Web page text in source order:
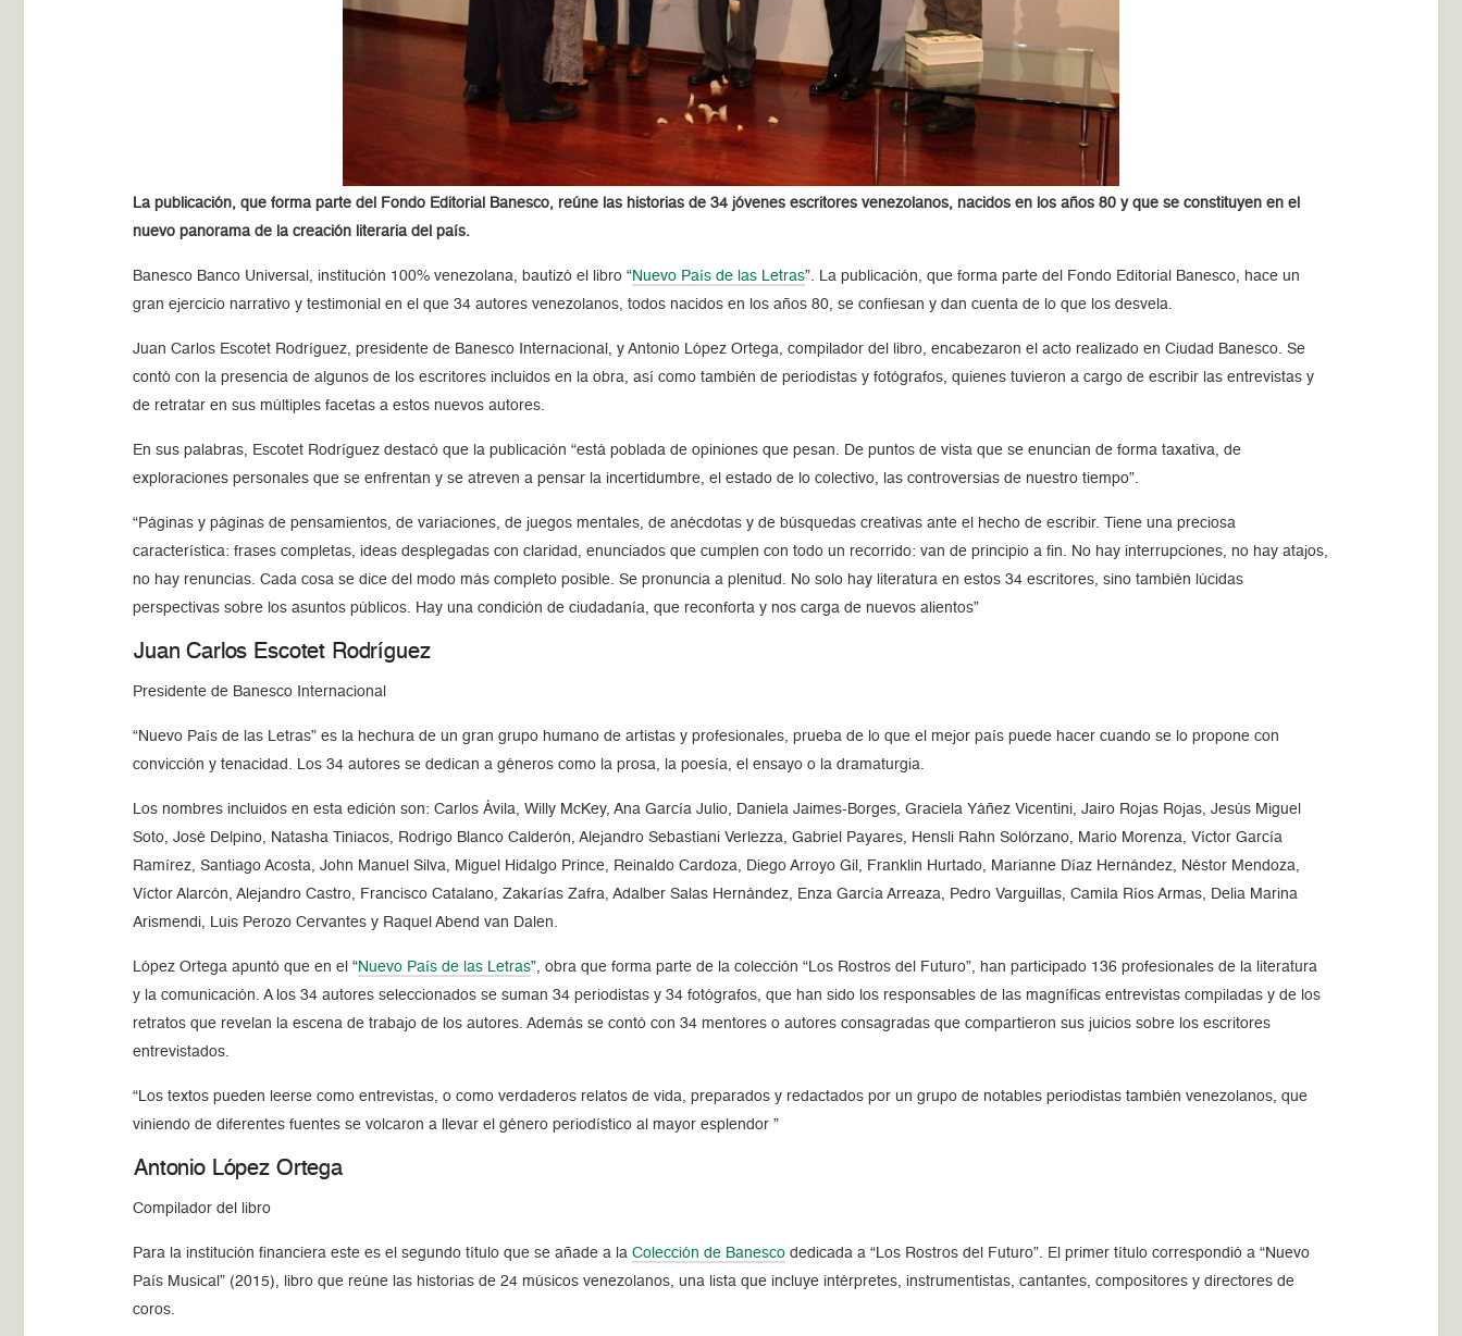
La publicación, que forma parte del Fondo Editorial Banesco, reúne las historias de 34 jóvenes escritores venezolanos, nacidos en los años 80 y que se constituyen en el
nuevo panorama de la creación literaria del país.
Banesco Banco Universal, institución 100% venezolana, bautizó el libro Nuevo País de las Letras
. La publicación, que forma parte del Fondo Editorial Banesco, hace un
gran ejercicio narrativo y testimonial en el que 34 autores venezolanos, todos nacidos en los años 80, se confiesan y dan cuenta de lo que los desvela.
Juan Carlos Escotet Rodríguez, presidente de Banesco Internacional, y Antonio López Ortega, compilador del libro, encabezaron el acto realizado en Ciudad Banesco. Se
contó con la presencia de algunos de los escritores incluidos en la obra, así como también de periodistas y fotógrafos, quienes tuvieron a cargo de escribir las entrevistas y
de retratar en sus múltiples facetas a estos nuevos autores.
En sus palabras, Escotet Rodríguez destacó que la publicación está poblada de opiniones que pesan. De puntos de vista que se enuncian de forma taxativa, de
exploraciones personales que se enfrentan y se atreven a pensar la incertidumbre, el estado de lo colectivo, las controversias de nuestro tiempo
Páginas y páginas de pensamientos, de variaciones, de juegos mentales, de anécdotas y de búsquedas creativas ante el hecho de escribir. Tiene una preciosa
característica: frases completas, ideas desplegadas con claridad, enunciados que cumplen con todo un recorrido: van de principio a fin. No hay interrupciones, no hay atajos,
no hay renuncias. Cada cosa se dice del modo más completo posible. Se pronuncia a plenitud. No solo hay literatura en estos 34 escritores, sino también lúcidas
perspectivas sobre los asuntos públicos. Hay una condición de ciudadanía, que reconforta y nos carga de nuevos alientos
Juan Carlos Escotet Rodríguez
Presidente de Banesco Internacional
Nuevo País de las Letras
es la hechura de un gran grupo humano de artistas y profesionales, prueba de lo que el mejor país puede hacer cuando se lo propone con
convicción y tenacidad. Los 34 autores se dedican a géneros como la prosa, la poesía, el ensayo o la dramaturgia.
Los nombres incluidos en esta edición son: Carlos Ávila, Willy McKey, Ana García Julio, Daniela Jaimes-Borges, Graciela Yáñez Vicentini, Jairo Rojas Rojas, Jesús Miguel
Soto, José Delpino, Natasha Tiniacos, Rodrigo Blanco Calderón, Alejandro Sebastiani Verlezza, Gabriel Payares, Hensli Rahn Solórzano, Mario Morenza, Víctor García
Ramírez, Santiago Acosta, John Manuel Silva, Miguel Hidalgo Prince, Reinaldo Cardoza, Diego Arroyo Gil, Franklin Hurtado, Marianne Díaz Hernández, Néstor Mendoza,
Víctor Alarcón, Alejandro Castro, Francisco Catalano, Zakarías Zafra, Adalber Salas Hernández, Enza García Arreaza, Pedro Varguillas, Camila Ríos Armas, Delia Marina
Arismendi, Luis Perozo Cervantes y Raquel Abend van Dalen.
López Ortega apuntó que en el Nuevo País de las Letras , obra que forma parte de la colección Los Rostros del Futuro
, han participado 136 profesionales de la literatura
y la comunicación. A los 34 autores seleccionados se suman 34 periodistas y 34 fotógrafos, que han sido los responsables de las magníficas entrevistas compiladas y de los
retratos que revelan la escena de trabajo de los autores. Además se contó con 34 mentores o autores consagradas que compartieron sus juicios sobre los escritores
entrevistados.
Los textos pueden leerse como entrevistas, o como verdaderos relatos de vida, preparados y redactados por un grupo de notables periodistas también venezolanos, que
viniendo de diferentes fuentes se volcaron a llevar el género periodístico al mayor esplendor
Antonio López Ortega
Compilador del libro
Para la institución financiera este es el segundo título que se añade a laColección de Banesco dedicada a Los Rostros del Futuro . El primer título correspondió a Nuevo
País Musical
(2015), libro que reúne las historias de 24 músicos venezolanos, una lista que incluye intérpretes, instrumentistas, cantantes, compositores y directores de
coros.